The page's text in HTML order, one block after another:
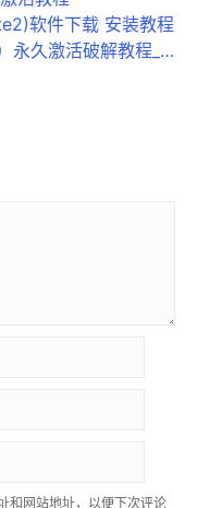
软件下载 安装教程
破解教程_IDEA激活码
和网站地址，以便下次评论